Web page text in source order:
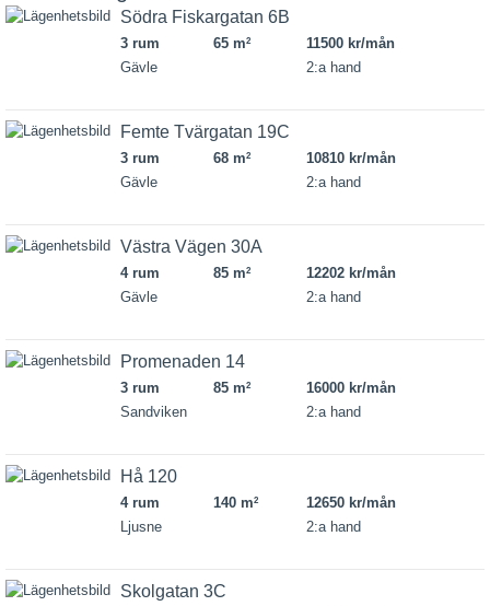
Södra Fiskargatan 6B
3 rum 65 m2
11500 kr/mån
Gävle
2:a hand
Femte Tvärgatan 19C
3 rum 68 m2
10810 kr/mån
Gävle
2:a hand
Västra Vägen 30A
4 rum 85 m2
12202 kr/mån
Gävle
2:a hand
Promenaden 14
3 rum 85 m2
16000 kr/mån
Sandviken
2:a hand
Hå 120
4 rum 140 m2
12650 kr/mån
Ljusne
2:a hand
Skolgatan 3C